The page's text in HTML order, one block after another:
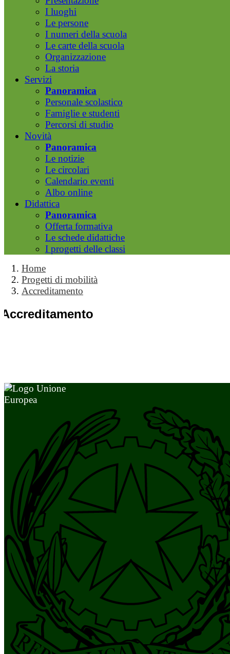
I luoghi
Le persone
I numeri della scuola
Le carte della scuola
Organizzazione
La storia
Servizi
Panoramica
Personale scolastico
Famiglie e studenti
Percorsi di studio
Novità
Panoramica
Le notizie
Le circolari
Calendario eventi
Albo online
Didattica
Panoramica
Offerta formativa
Le schede didattiche
I progetti delle classi
Home
Progetti di mobilità
Accreditamento
Accreditamento